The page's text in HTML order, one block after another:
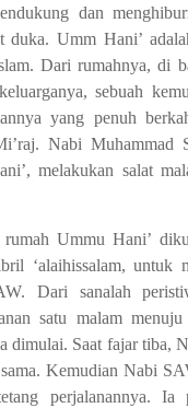
dan
duka. Umm Hani’
Dari rumahnya, di
sebuah
yang penuh
Nabi Muhammad
melakukan salat
Ummu Hani’
‘alaihissalam, untuk
Dari sanalah
satu malam menuju
dimulai. Saat fajar tiba,
Kemudian Nabi
perjalanannya. Ia